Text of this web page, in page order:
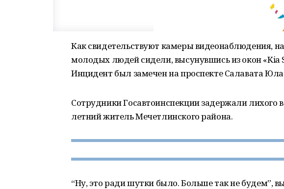
Как свидетельствуют камеры видеонаблюдения,
молодых людей сидели, высунувшись из окон «Kia
Инцидент был замечен на проспекте Салавата
Сотрудники Госавтоинспекции задержали лихого
летний житель Мечетлинского района.
“Ну, это ради шутки было. Больше так не будем”,